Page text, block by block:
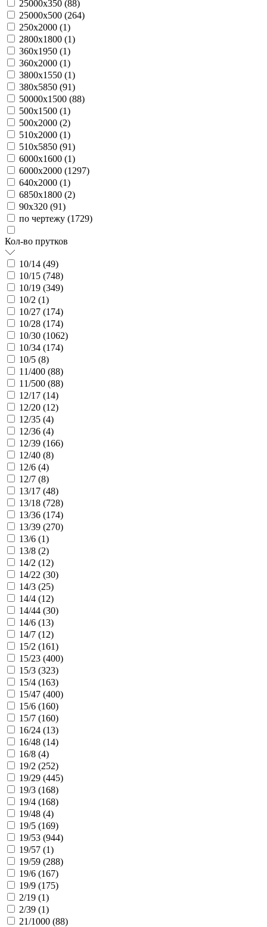
25000х350 (88)
25000х500 (264)
250х2000 (1)
2800х1800 (1)
360х1950 (1)
360х2000 (1)
3800х1550 (1)
380х5850 (91)
50000х1500 (88)
500х1500 (1)
500х2000 (2)
510х2000 (1)
510х5850 (91)
6000х1600 (1)
6000х2000 (1297)
640х2000 (1)
6850х1800 (2)
90х320 (91)
по чертежу (1729)
Кол-во прутков
10/14 (49)
10/15 (748)
10/19 (349)
10/2 (1)
10/27 (174)
10/28 (174)
10/30 (1062)
10/34 (174)
10/5 (8)
11/400 (88)
11/500 (88)
12/17 (14)
12/20 (12)
12/35 (4)
12/36 (4)
12/39 (166)
12/40 (8)
12/6 (4)
12/7 (8)
13/17 (48)
13/18 (728)
13/36 (174)
13/39 (270)
13/6 (1)
13/8 (2)
14/2 (12)
14/22 (30)
14/3 (25)
14/4 (12)
14/44 (30)
14/6 (13)
14/7 (12)
15/2 (161)
15/23 (400)
15/3 (323)
15/4 (163)
15/47 (400)
15/6 (160)
15/7 (160)
16/24 (13)
16/48 (14)
16/8 (4)
19/2 (252)
19/29 (445)
19/3 (168)
19/4 (168)
19/48 (4)
19/5 (169)
19/53 (944)
19/57 (1)
19/59 (288)
19/6 (167)
19/9 (175)
2/19 (1)
2/39 (1)
21/1000 (88)